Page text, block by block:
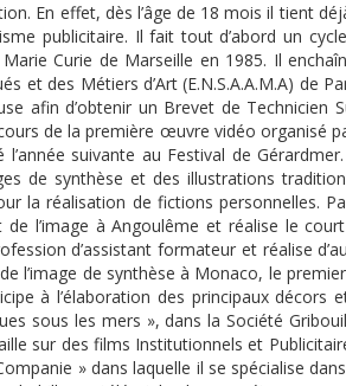
En effet, dès l’âge de 18 mois il tient
publicitaire. Il fait tout d’abord un
Curie de Marseille en 1985. Il
et des Métiers d’Art (E.N.S.A.A.M.A) de
afin d’obtenir un Brevet de Technicien
de la première œuvre vidéo organisé
suivante au Festival de
de synthèse et des illustrations
la réalisation de fictions personnelles.
l’image à Angoulême et réalise le
d’assistant formateur et réalise
l’image de synthèse à Monaco, le
à l’élaboration des principaux décors
sous les mers », dans la Société
sur des films Institutionnels et
» dans laquelle il se spécialise